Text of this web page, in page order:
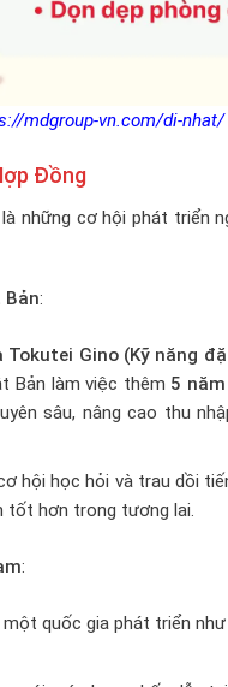
mdgroup-vn.com/di-nhat/
Đồng
những cơ hội phát triển
:
Tokutei Gino (Kỹ năng
Bản làm việc thêm 5 năm
sâu, nâng cao thu
hội học hỏi và trau dồi
tốt hơn trong tương lai.
:
quốc gia phát triển